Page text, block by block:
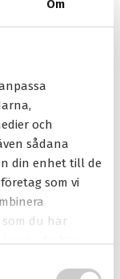
Om
och
sådana
din enhet till de
som vi
du har
in när du har
lösningar
dig trygg
om dina
din